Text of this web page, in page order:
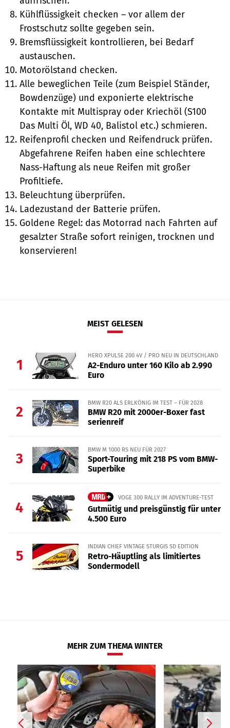
Kühlflüssigkeit checken – vor allem der
Frostschutz sollte gegeben sein.
Bremsflüssigkeit kontrollieren, bei Bedarf
austauschen.
Motorölstand checken.
Alle beweglichen Teile (zum Beispiel Ständer,
Bowdenzüge) und exponierte elektrische
Kontakte mit Multispray oder Kriechöl (S100
Das Multi Öl, WD 40, Balistol etc.) schmieren.
Reifenprofil checken und Reifendruck prüfen.
Abgefahrene Reifen haben eine schlechtere
Nass-Haftung als neue Reifen mit großer
Profiltiefe.
Beleuchtung überprüfen.
Ladezustand der Batterie prüfen.
Goldene Regel: das Motorrad nach Fahrten auf
gesalzter Straße sofort reinigen, trocknen und
konservieren!
MEIST GELESEN
1
HERO XPULSE 200 4V / PRO NEU IN DEUTSCHLAND
A2-Enduro unter 160 Kilo ab 2.990
Euro
2
BMW R20 ALS ERLKÖNIG IM TEST – FÜR 2028
BMW R20 mit 2000er-Boxer fast
serienreif
3
BMW M 1000 RS NEU FÜR 2027
Sport-Touring mit 218 PS vom BMW-
Superbike
4
VOGE 300 RALLY IM ADVENTURE-TEST
Gutmütig und preisgünstig für unter
4.500 Euro
5
INDIAN CHIEF VINTAGE STURGIS SD EDITION
Retro-Häuptling als limitiertes
Sondermodell
MEHR ZUM THEMA WINTER